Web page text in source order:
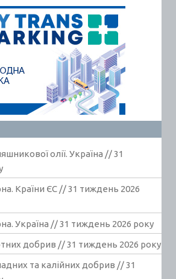
олії. Україна // 31
Країни ЄС // 31 тиждень 2026
Україна // 31 тиждень 2026 року
добрив // 31 тиждень 2026 року
та калійних добрив // 31